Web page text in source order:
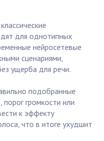
для однотипных
нейросетевые
сценариями,
ущерба для речи.
подобранные
громкости или
к эффекту
что в итоге ухудшит